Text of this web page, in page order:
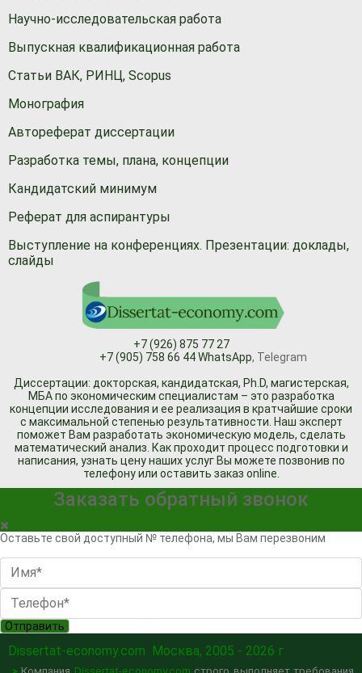
Научно-исследовательская работа
Выпускная квалификационная работа
Статьи ВАК, РИНЦ, Scopus
Монография
Автореферат диссертации
Разработка темы, плана, концепции
Кандидатский минимум
Реферат для аспирантуры
Выступление на конференциях. Презентации: доклады,
слайды
+7 (926) 875 77 27
+7 (905) 758 66 44 WhatsApp, Telegram
Диссертации: докторская, кандидатская, Ph.D, магистерская,
МБА по экономическим специалистам – это разработка
концепции исследования и ее реализация в кратчайшие сроки
с максимальной степенью результативности. Наш эксперт
поможет Вам разработать экономическую модель, сделать
математический анализ. Как проходит процесс подготовки и
написания, узнать цену наших услуг Вы можете позвонив по
телефону или оставить заказ online.
Заказать обратный звонок
Оставьте свой доступный № телефона, мы Вам перезвоним
Отправить
Dissertat-economy.com Москва, 2005 - 2026 г